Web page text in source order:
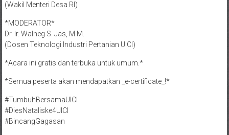
(Wakil Menteri Desa RI)
*MODERATOR*
Dr. Ir. Walneg S. Jas, M.M.
(Dosen Teknologi Industri Pertanian UICI)
*Acara ini gratis dan terbuka untuk umum.*
*Semua peserta akan mendapatkan _e-certificate_!*
#TumbuhBersamaUICI
#DiesNataliske4UICI
#BincangGagasan